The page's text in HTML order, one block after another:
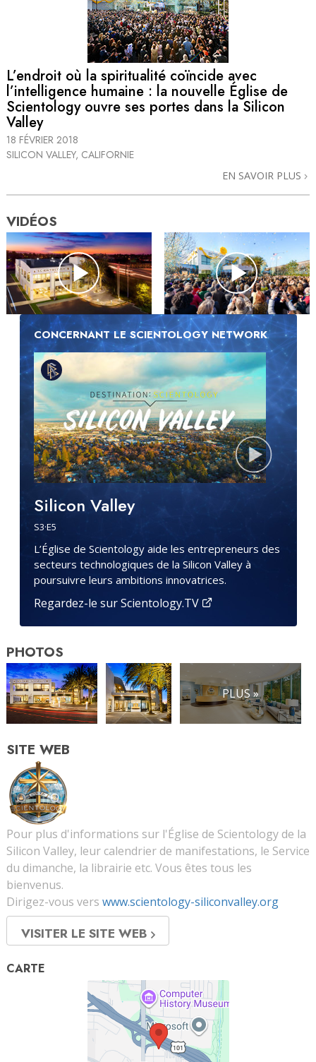
L’endroit où la spiritualité coïncide avec
l’intelligence humaine : la nouvelle Église de
Scientology ouvre ses portes dans la Silicon
Valley
18 FÉVRIER 2018
SILICON VALLEY, CALIFORNIE
EN SAVOIR PLUS
VIDÉOS
CONCERNANT LE SCIENTOLOGY NETWORK
Silicon Valley
S3·E5
L’Église de Scientology aide les entrepreneurs des
secteurs technologiques de la Silicon Valley à
poursuivre leurs ambitions innovatrices.
Regardez-le sur Scientology.TV
PHOTOS
PLUS »
SITE WEB
Pour plus d'informations sur l'Église de Scientology de la
Silicon Valley, leur calendrier de manifestations, le Service
du dimanche, la librairie etc. Vous êtes tous les
bienvenus.
Dirigez-vous vers www.scientology-siliconvalley.org
VISITER LE SITE WEB
CARTE